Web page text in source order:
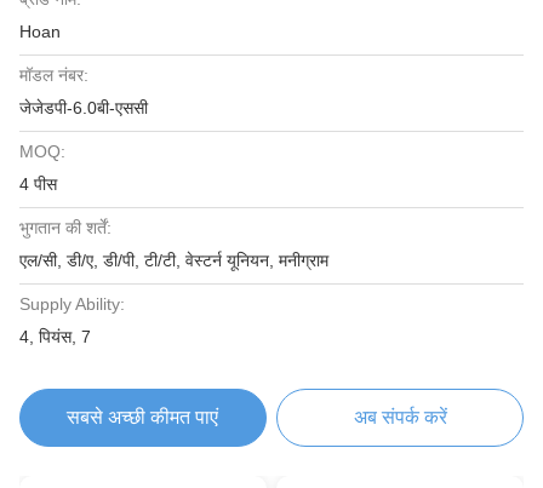
Hoan
मॉडल नंबर:
जेजेडपी-6.0बी-एससी
MOQ:
4 पीस
भुगतान की शर्तें:
एल/सी, डी/ए, डी/पी, टी/टी, वेस्टर्न यूनियन, मनीग्राम
Supply Ability:
4, पियंस, 7
सबसे अच्छी कीमत पाएं अब संपर्क करें